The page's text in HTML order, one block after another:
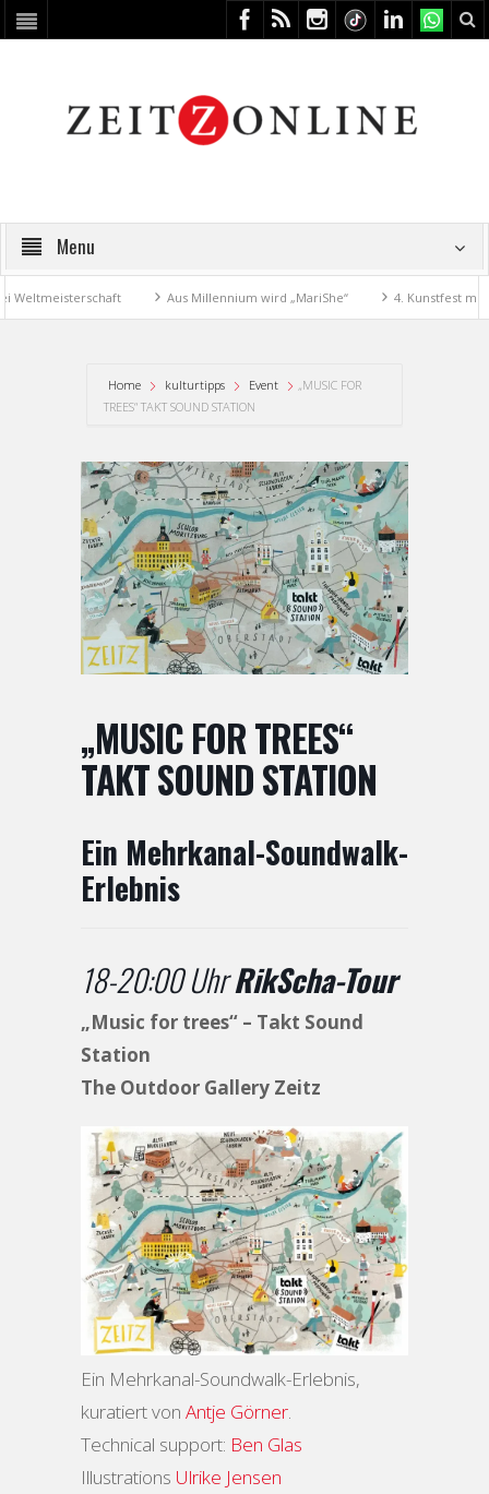
Menu
Aus Millennium wird „MariShe“ 4. Kunstfest macht
Home kulturtipps Event
„MUSIC FOR
TREES“ TAKT SOUND STATION
„MUSIC FOR TREES“
TAKT SOUND STATION
Ein Mehrkanal-Soundwalk-
Erlebnis
18-20:00 UhrRikScha-Tour
„Music for trees“ – Takt Sound
Station
The Outdoor Gallery Zeitz
Ein Mehrkanal-Soundwalk-Erlebnis,
kuratiert von Antje Görner.
Technical support: Ben Glas
Illustrations Ulrike Jensen